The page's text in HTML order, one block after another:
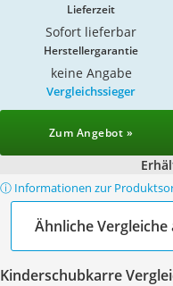
Lieferzeit
Sofort lieferbar
Herstellergarantie
keine Angabe
Vergleichssieger
Zum Angebot »
ⓘ Informationen zur
Ähnliche Vergleiche
Kinderschubkarre